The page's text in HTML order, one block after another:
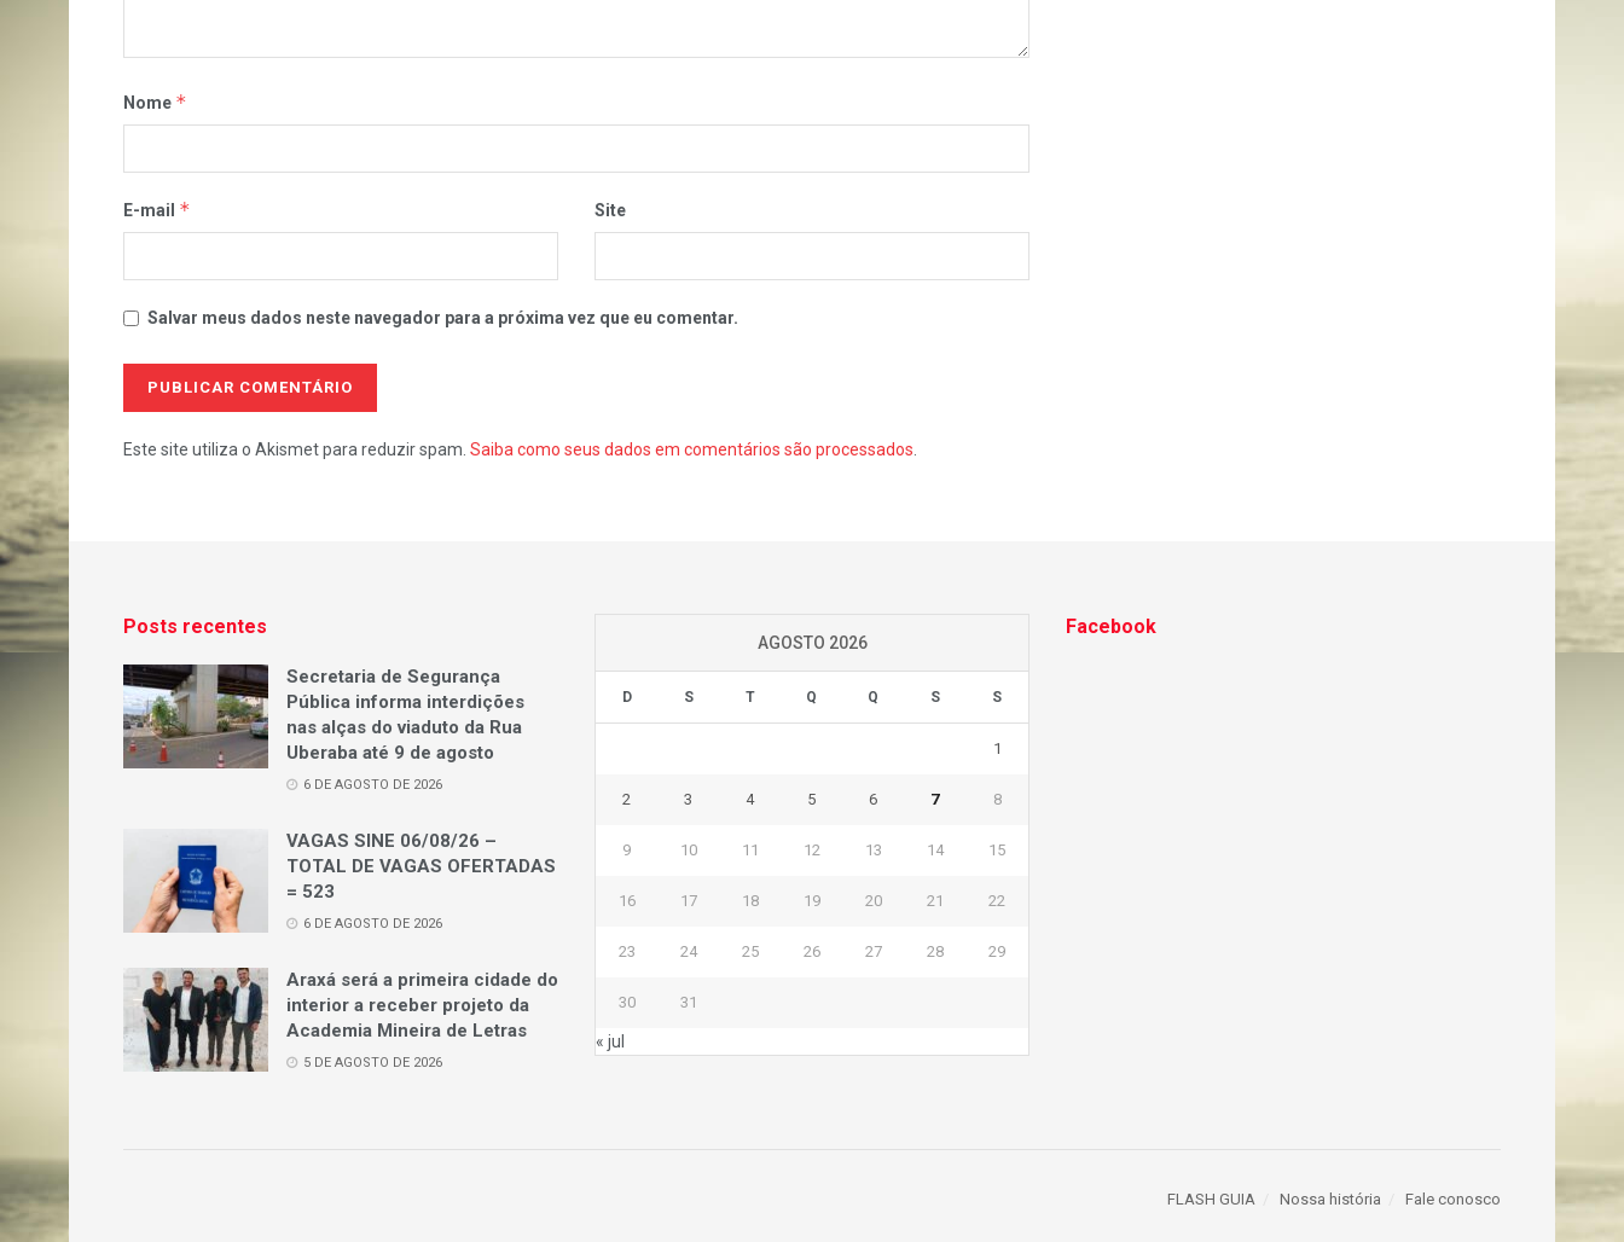
Nome *
E-mail * Site
Salvar meus dados neste navegador para a próxima vez que eu comentar.
Este site utiliza o Akismet para reduzir spam. Saiba como seus dados em comentários são processados.
Posts recentes
Secretaria de Segurança
Pública informa interdições
nas alças do viaduto da Rua
Uberaba até 9 de agosto
6 DE AGOSTO DE 2026
VAGAS SINE 06/08/26 –
TOTAL DE VAGAS OFERTADAS
= 523
6 DE AGOSTO DE 2026
Araxá será a primeira cidade do
interior a receber projeto da
Academia Mineira de Letras
5 DE AGOSTO DE 2026
AGOSTO 2026
D S T Q Q S S
1
2 3 4 5 6 7 8
9 10 11 12 13 14 15
16 17 18 19 20 21 22
23 24 25 26 27 28 29
30 31
« jul
Facebook
FLASH GUIA Nossa história Fale conosco